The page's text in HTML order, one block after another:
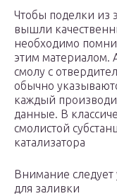
Чтобы поделки из
вышли
необходимо
этим материалом.
смолу с
обычно
каждый
данные. В
смолистой
катализатора
Внимание
для заливки